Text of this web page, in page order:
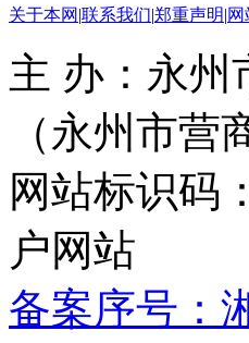
关于本网 |联系我们|郑重声明|网
主 办：永州
（永州市营
网站标识码
户网站
备案序号：